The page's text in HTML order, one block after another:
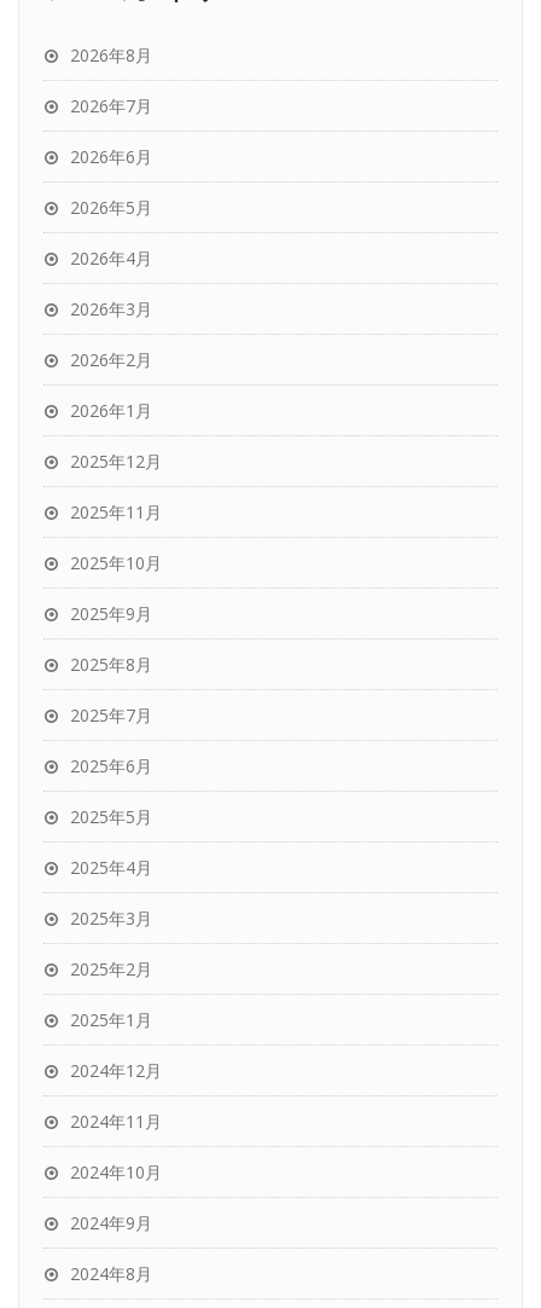
2026年8月
2026年7月
2026年6月
2026年5月
2026年4月
2026年3月
2026年2月
2026年1月
2025年12月
2025年11月
2025年10月
2025年9月
2025年8月
2025年7月
2025年6月
2025年5月
2025年4月
2025年3月
2025年2月
2025年1月
2024年12月
2024年11月
2024年10月
2024年9月
2024年8月